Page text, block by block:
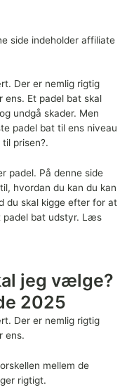
side indeholder affiliate
Der er nemlig rigtig
Et padel bat skal
undgå skader. Men
padel bat til ens niveau
prisen?.
padel. På denne side
hvordan du kan du kan
du skal kigge efter for at
padel bat udstyr. Læs
jeg vælge?
2025
Der er nemlig rigtig
ens.
mellem de
rigtigt.